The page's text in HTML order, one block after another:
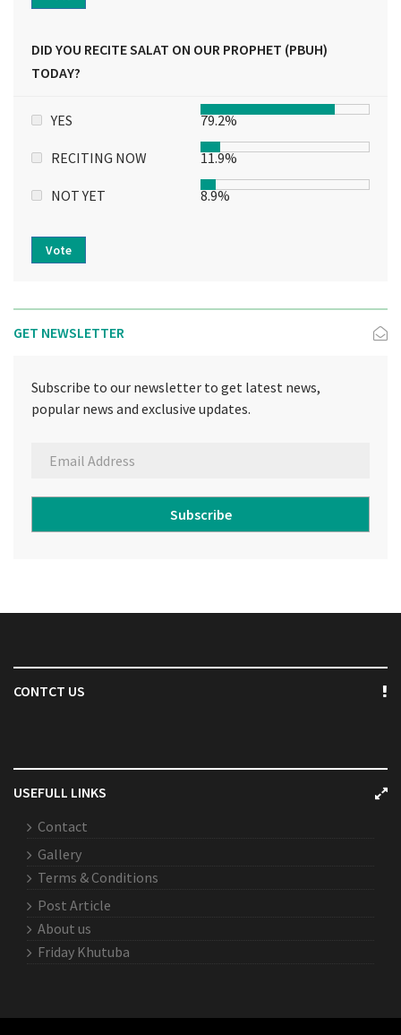
DID YOU RECITE SALAT ON OUR PROPHET (PBUH)
TODAY?
YES 79.2%
RECITING NOW 11.9%
NOT YET 8.9%
Vote
GET NEWSLETTER
Subscribe to our newsletter to get latest news,
popular news and exclusive updates.
Subscribe
CONTCT US
USEFULL LINKS
Contact
Gallery
Terms & Conditions
Post Article
About us
Friday Khutuba